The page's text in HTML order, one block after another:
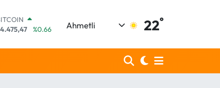
%0.05
%0.18
Ahmetli 22°